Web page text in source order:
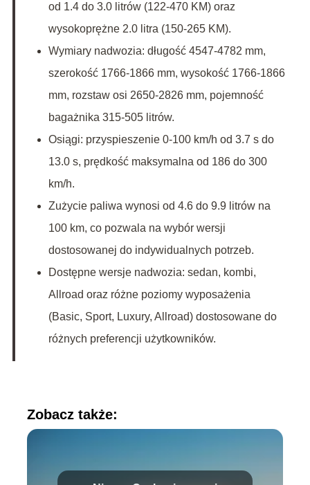
od 1.4 do 3.0 litrów (122-470 KM) oraz
wysokoprężne 2.0 litra (150-265 KM).
Wymiary nadwozia: długość 4547-4782 mm,
szerokość 1766-1866 mm, wysokość 1766-1866
mm, rozstaw osi 2650-2826 mm, pojemność
bagażnika 315-505 litrów.
Osiągi: przyspieszenie 0-100 km/h od 3.7 s do
13.0 s, prędkość maksymalna od 186 do 300
km/h.
Zużycie paliwa wynosi od 4.6 do 9.9 litrów na
100 km, co pozwala na wybór wersji
dostosowanej do indywidualnych potrzeb.
Dostępne wersje nadwozia: sedan, kombi,
Allroad oraz różne poziomy wyposażenia
(Basic, Sport, Luxury, Allroad) dostosowane do
różnych preferencji użytkowników.
Zobacz także: